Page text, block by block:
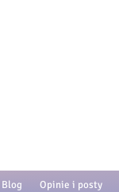
Blog Opinie i posty